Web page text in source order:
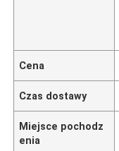
Cena
Czas dostawy
Miejsce pochodz
enia